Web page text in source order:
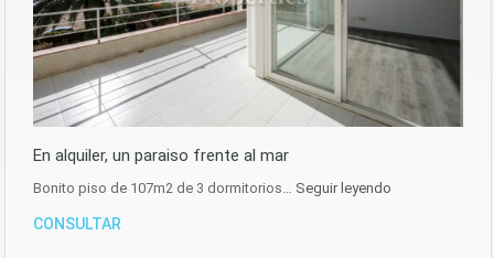
En alquiler, un paraiso frente al mar
Bonito piso de 107m2 de 3 dormitorios… Seguir leyendo
CONSULTAR